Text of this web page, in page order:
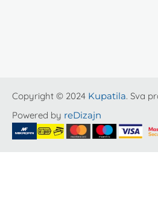
Copyright © 2024 Kupatila. Sva
Powered by reDizajn